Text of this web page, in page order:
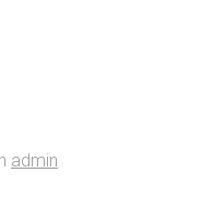
admin